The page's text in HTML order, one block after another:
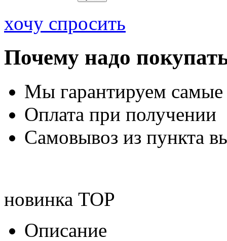
хочу спросить
Почему надо
Мы гарантируем
Оплата при получении
Самовывоз из пункта
новинка TOP
Описание